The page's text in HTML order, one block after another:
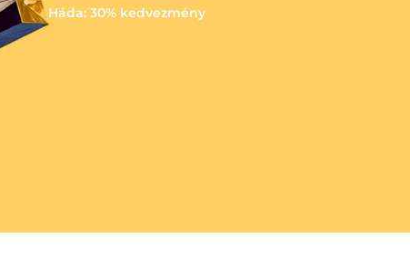
Háda: 30% kedvezmény